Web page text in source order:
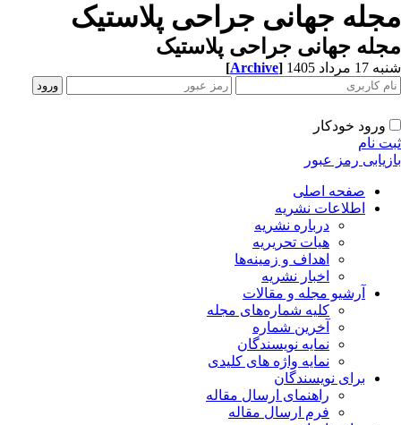
جهانی جراحی پلاستیک
جهانی جراحی پلاستیک
مرداد 1405 [Archive]
ورود خودکار
نام
رمز عبور
صفحه اصلی
اطلاعات نشریه
درباره نشریه
هیات تحریریه
اهداف و زمینه‌ها
اخبار نشریه
آرشیو مجله و مقالات
کلیه شماره‌های مجله
آخرین شماره
نمایه نویسندگان
نمایه واژه های کلیدی
برای نویسندگان
راهنمای ارسال مقاله
فرم ارسال مقاله